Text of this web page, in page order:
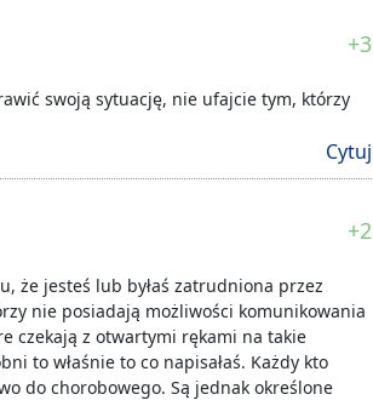
+3
swoją sytuację, nie ufajcie tym, którzy
Cytuj
+2
że jesteś lub byłaś zatrudniona przez
nie posiadają możliwości komunikowania
czekają z otwartymi rękami na takie
to właśnie to co napisałaś. Każdy kto
do chorobowego. Są jednak określone